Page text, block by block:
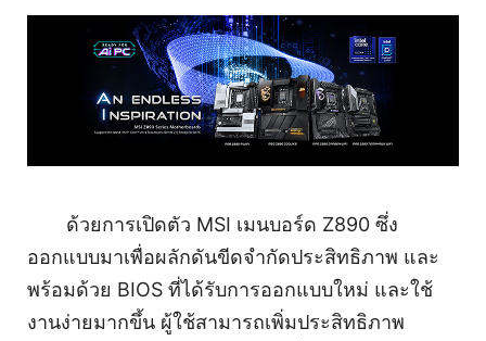
ด้วยการเปิดตัว MSI เมนบอร์ด Z890 ซึ่ง
ออกแบบมาเพื่อผลักดันขีดจำกัดประสิทธิภาพ และ
พร้อมด้วย BIOS ที่ได้รับการออกแบบใหม่ และใช้
งานง่ายมากขึ้น ผู้ใช้สามารถเพิ่มประสิทธิภาพ